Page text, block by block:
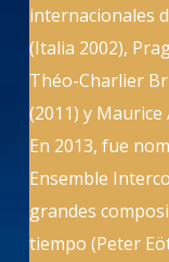
internacionales
(Italia 2002),
Théo-Charlier
(2011) y Maurice
En 2013, fue
Ensemble
grandes
tiempo (Peter